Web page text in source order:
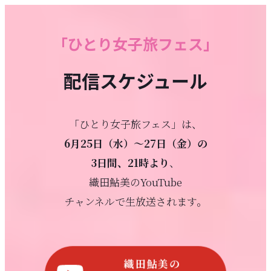
「ひとり女子旅フェス」
配信スケジュール
「ひとり女子旅フェス」は、
6月25日（水）〜27日（金）の
3日間、 21時より 、
織田鮎美のYouTube
チャンネルで生放送されます。
織田鮎美の